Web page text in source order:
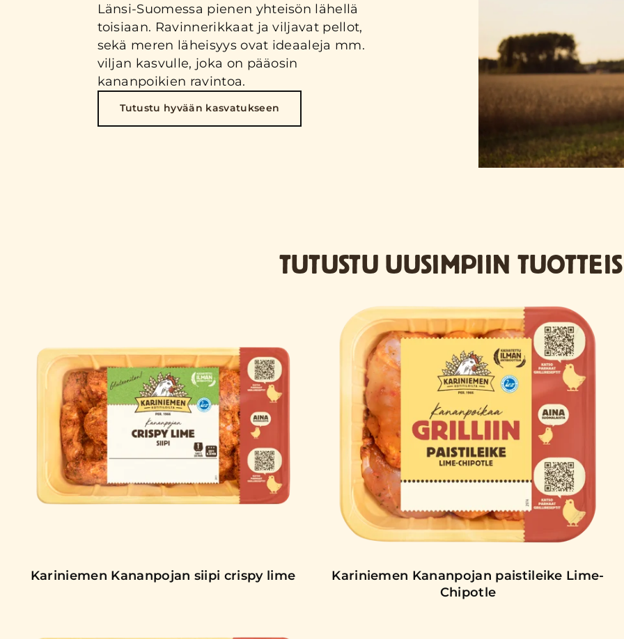
Länsi-Suomessa pienen yhteisön lähellä
toisiaan. Ravinnerikkaat ja viljavat pellot,
sekä meren läheisyys ovat ideaaleja mm.
viljan kasvulle, joka on pääosin
kananpoikien ravintoa.
Tutustu hyvään kasvatukseen
TUTUSTU UUSIMPIIN
Kariniemen Kananpojan siipi crispy lime
Kariniemen Kananpojan paistileike Lime-
Chipotle